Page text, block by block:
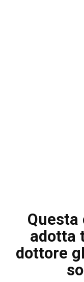
Questa
adotta
dottore